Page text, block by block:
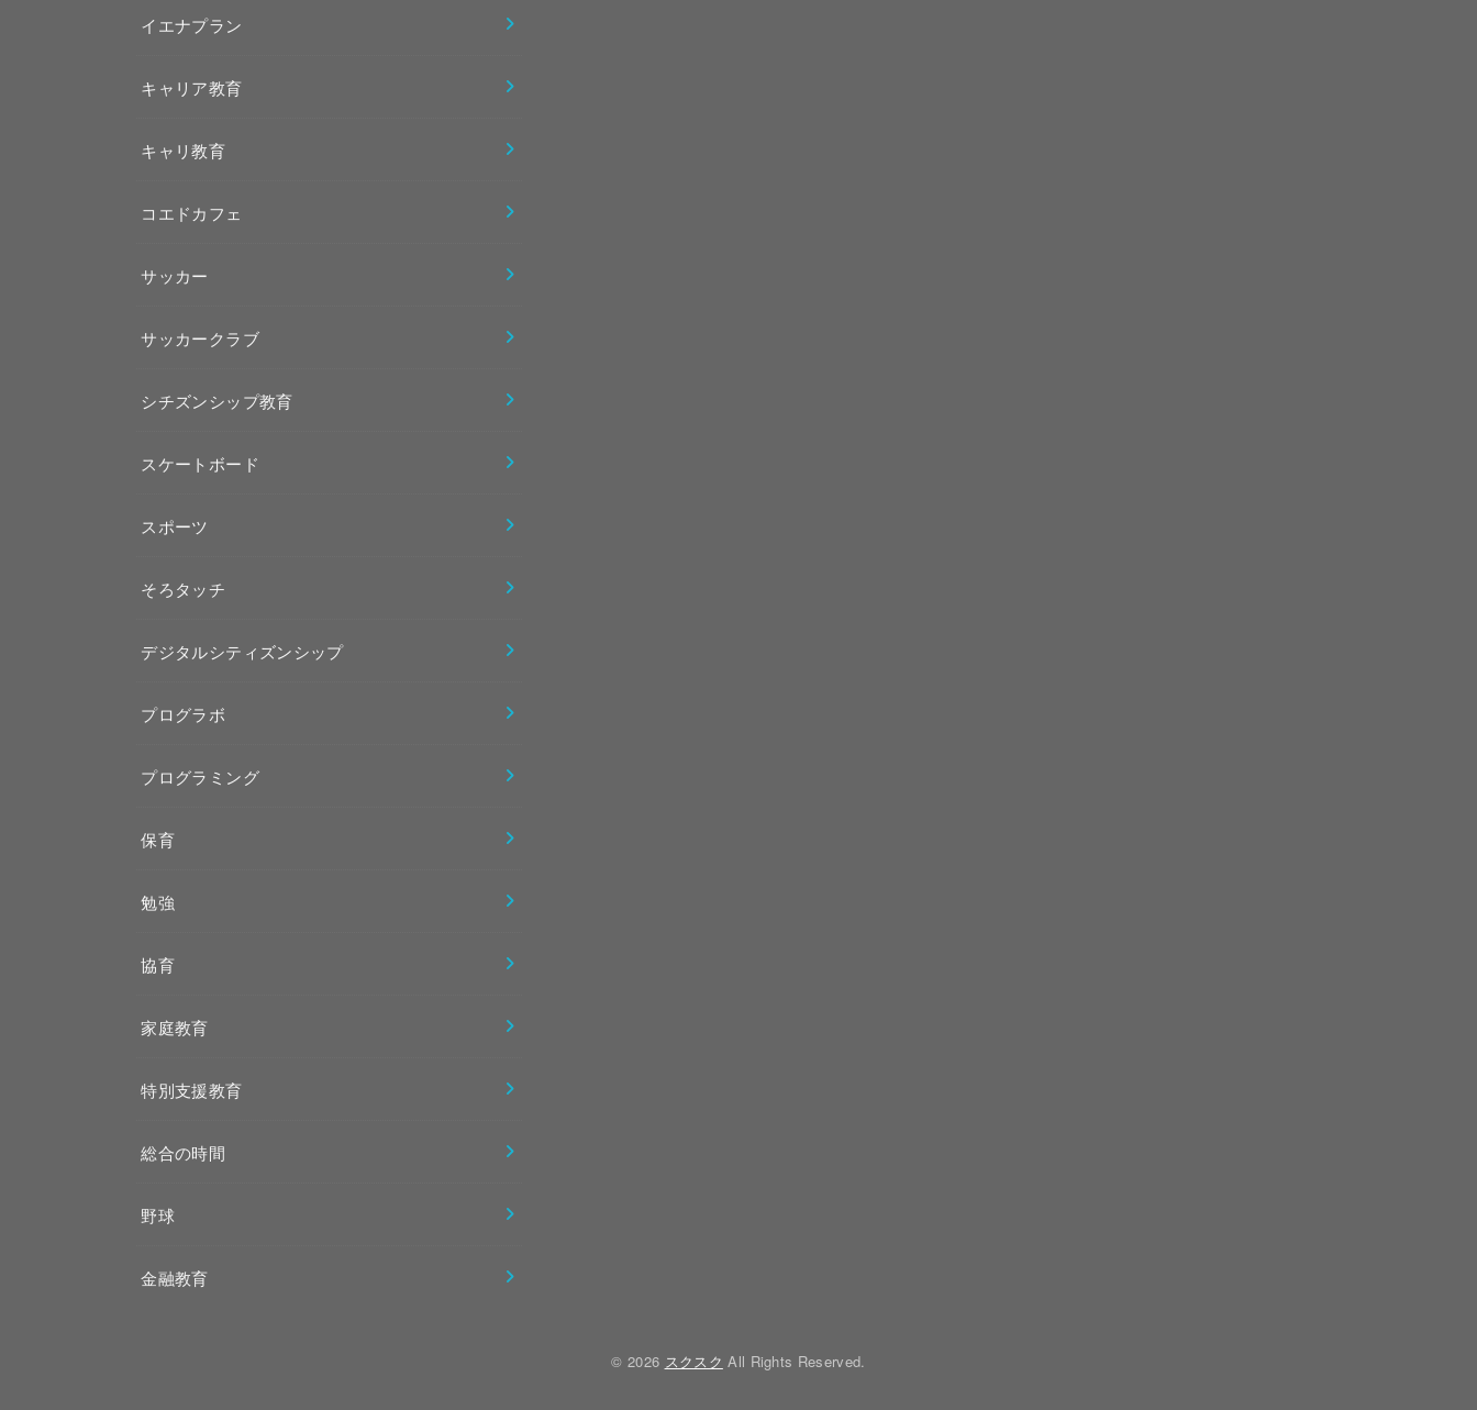
イエナプラン
キャリア教育
キャリ教育
コエドカフェ
サッカー
サッカークラブ
シチズンシップ教育
スケートボード
スポーツ
そろタッチ
デジタルシティズンシップ
プログラボ
プログラミング
保育
勉強
協育
家庭教育
特別支援教育
総合の時間
野球
金融教育
© 2026 スクスク All Rights Reserved.